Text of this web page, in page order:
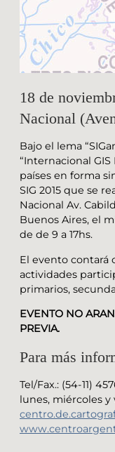
18 de
Nacional
Bajo el lema
“Internacional
países en forma
SIG 2015 que se
Nacional Av.
Buenos Aires, el
de de 9 a 17hs.
El evento contará
actividades
primarios,
EVENTO NO
PREVIA.
Para más
Tel/Fax.: (54-11)
lunes, miércoles y